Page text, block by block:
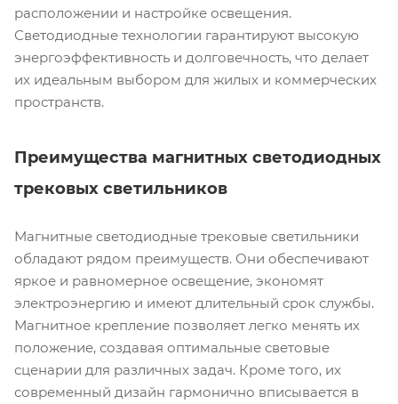
расположении и настройке освещения.
Светодиодные технологии гарантируют высокую
энергоэффективность и долговечность, что делает
их идеальным выбором для жилых и коммерческих
пространств.
Преимущества магнитных светодиодных
трековых светильников
Магнитные светодиодные трековые светильники
обладают рядом преимуществ. Они обеспечивают
яркое и равномерное освещение, экономят
электроэнергию и имеют длительный срок службы.
Магнитное крепление позволяет легко менять их
положение, создавая оптимальные световые
сценарии для различных задач. Кроме того, их
современный дизайн гармонично вписывается в